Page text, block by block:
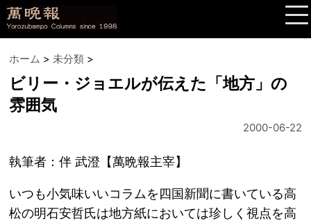
ホーム > 未分類 >
ビリー・ジョエルが伝えた「地方」の
雰囲気
2000-06-22
執筆者：伴 武澄【萬晩報主宰】
いつも小気味いいコラムを四国新聞に書いている高
松の明石安哲氏は地方紙においては珍しく視点を高